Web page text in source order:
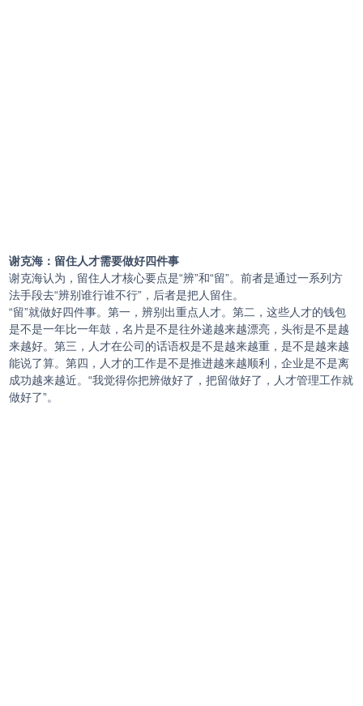
谢克海：留住人才需要做好四件事
谢克海认为，留住人才核心要点是“辨”和“留”。前者是通过一系列方
法手段去“辨别谁行谁不行”，后者是把人留住。
“留”就做好四件事。第一，辨别出重点人才。第二，这些人才的钱包
是不是一年比一年鼓，名片是不是往外递越来越漂亮，头衔是不是越
来越好。第三，人才在公司的话语权是不是越来越重，是不是越来越
能说了算。第四，人才的工作是不是推进越来越顺利，企业是不是离
成功越来越近。“我觉得你把辨做好了，把留做好了，人才管理工作就
做好了”。